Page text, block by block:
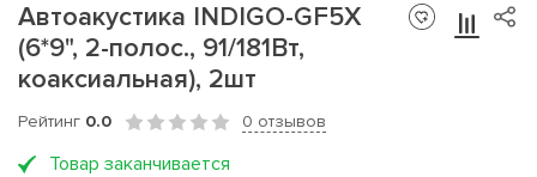
Автоакустика INDIGO-GF5X
(6*9", 2-полос., 91/181Вт,
коаксиальная), 2шт
Рейтинг 0.0 0 отзывов
Товар заканчивается